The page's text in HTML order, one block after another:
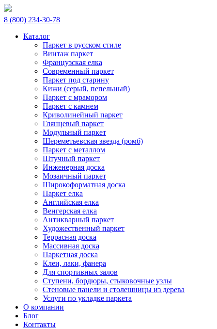
8 (800) 234-30-78
Каталог
Паркет в русском стиле
Винтаж паркет
Французская елка
Современный паркет
Паркет под старину
Кижи (серый, пепельный)
Паркет с мрамором
Паркет с камнем
Криволинейный паркет
Глянцевый паркет
Модульный паркет
Шереметьевская звезда (ромб)
Паркет с металлом
Штучный паркет
Инженерная доска
Мозаичный паркет
Широкоформатная доска
Паркет елка
Английская елка
Венгерская елка
Антикварный паркет
Художественный паркет
Террасная доска
Массивная доска
Паркетная доска
Клеи, лаки, фанера
Для спортивных залов
Ступени, бордюры, стыковочные узлы
Стеновые панели и столешницы из дерева
Услуги по укладке паркета
О компании
Блог
Контакты